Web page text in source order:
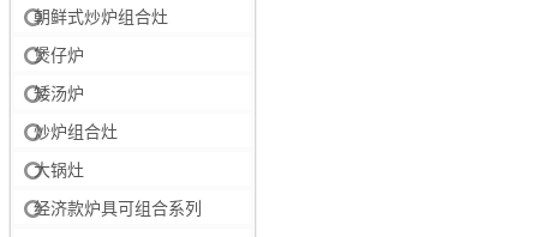
朝鲜式炒炉组合灶
煲仔炉
矮汤炉
炒炉组合灶
大锅灶
经济款炉具可组合系列